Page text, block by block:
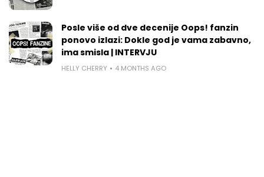
Posle više od dve decenije Oops! fanzin
ponovo izlazi: Dokle god je vama zabavno,
ima smisla | INTERVJU
HELLY CHERRY 4 MONTHS AGO